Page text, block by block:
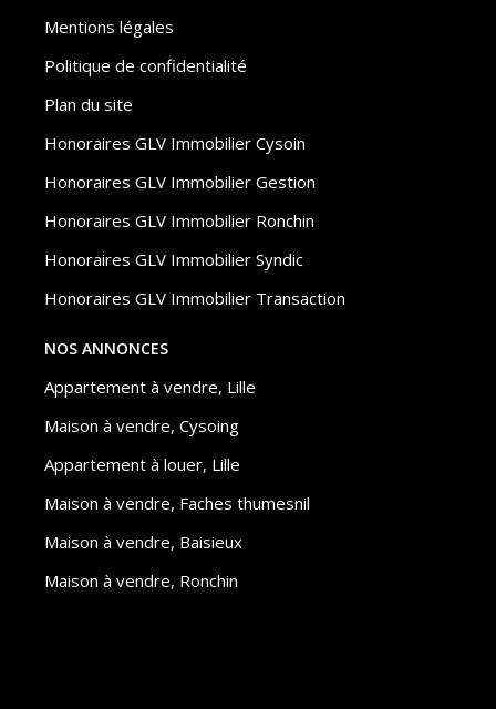
Mentions légales
Politique de confidentialité
Plan du site
Honoraires GLV Immobilier Cysoin
Honoraires GLV Immobilier Gestion
Honoraires GLV Immobilier Ronchin
Honoraires GLV Immobilier Syndic
Honoraires GLV Immobilier Transaction
NOS ANNONCES
Appartement à vendre, Lille
Maison à vendre, Cysoing
Appartement à louer, Lille
Maison à vendre, Faches thumesnil
Maison à vendre, Baisieux
Maison à vendre, Ronchin